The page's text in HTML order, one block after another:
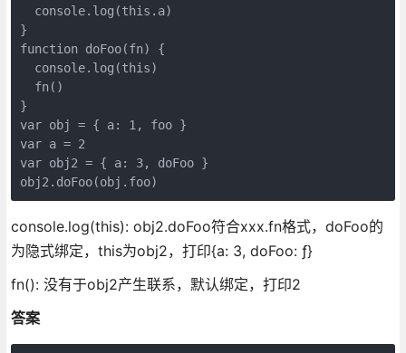
  console.log(this.a)
}
function doFoo(fn) {
  console.log(this)
  fn()
}
var obj = { a: 1, foo }
var a = 2
var obj2 = { a: 3, doFoo }
console.log(this): obj2.doFoo符合xxx.fn格式，doFoo的
为隐式绑定，this为obj2，打印{a: 3, doFoo: ƒ}
fn(): 没有于obj2产生联系，默认绑定，打印2
答案